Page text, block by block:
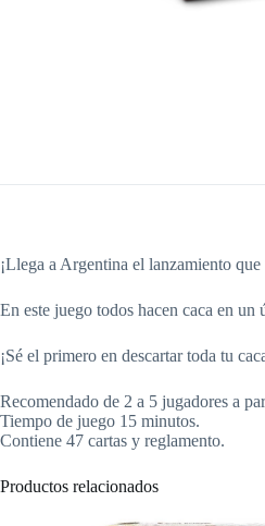
¡Llega a Argentina el lanzamiento
En este juego todos hacen caca en
¡Sé el primero en descartar toda tu
Recomendado de 2 a 5 jugadores a
Tiempo de juego 15 minutos.
Contiene 47 cartas y reglamento.
Productos relacionados